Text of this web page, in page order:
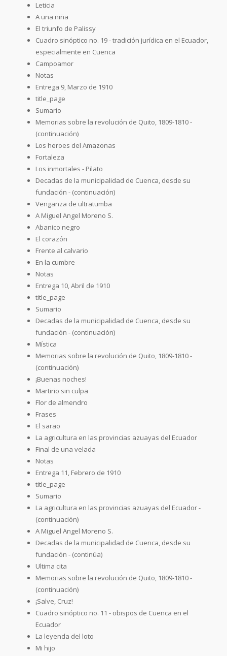
Leticia
A una niña
El triunfo de Palissy
Cuadro sinóptico no. 19 - tradición jurídica en el Ecuador,
especialmente en Cuenca
Campoamor
Notas
Entrega 9, Marzo de 1910
title_page
Sumario
Memorias sobre la revolución de Quito, 1809-1810 -
(continuación)
Los heroes del Amazonas
Fortaleza
Los inmortales - Pilato
Decadas de la municipalidad de Cuenca, desde su
fundación - (continuación)
Venganza de ultratumba
A Miguel Angel Moreno S.
Abanico negro
El corazón
Frente al calvario
En la cumbre
Notas
Entrega 10, Abril de 1910
title_page
Sumario
Decadas de la municipalidad de Cuenca, desde su
fundación - (continuación)
Mística
Memorias sobre la revolución de Quito, 1809-1810 -
(continuación)
¡Buenas noches!
Martirio sin culpa
Flor de almendro
Frases
El sarao
La agricultura en las provincias azuayas del Ecuador
Final de una velada
Notas
Entrega 11, Febrero de 1910
title_page
Sumario
La agricultura en las provincias azuayas del Ecuador -
(continuación)
A Miguel Angel Moreno S.
Decadas de la municipalidad de Cuenca, desde su
fundación - (continúa)
Ultima cita
Memorias sobre la revolución de Quito, 1809-1810 -
(continuación)
¡Salve, Cruz!
Cuadro sinóptico no. 11 - obispos de Cuenca en el
Ecuador
La leyenda del loto
Mi hijo